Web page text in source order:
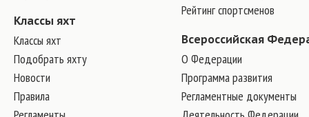
Классы яхт
Классы яхт
Подобрать яхту
Новости
Правила
Рейтинг спортсменов
Всероссийская
О Федерации
Программа развития
Регламентные документы